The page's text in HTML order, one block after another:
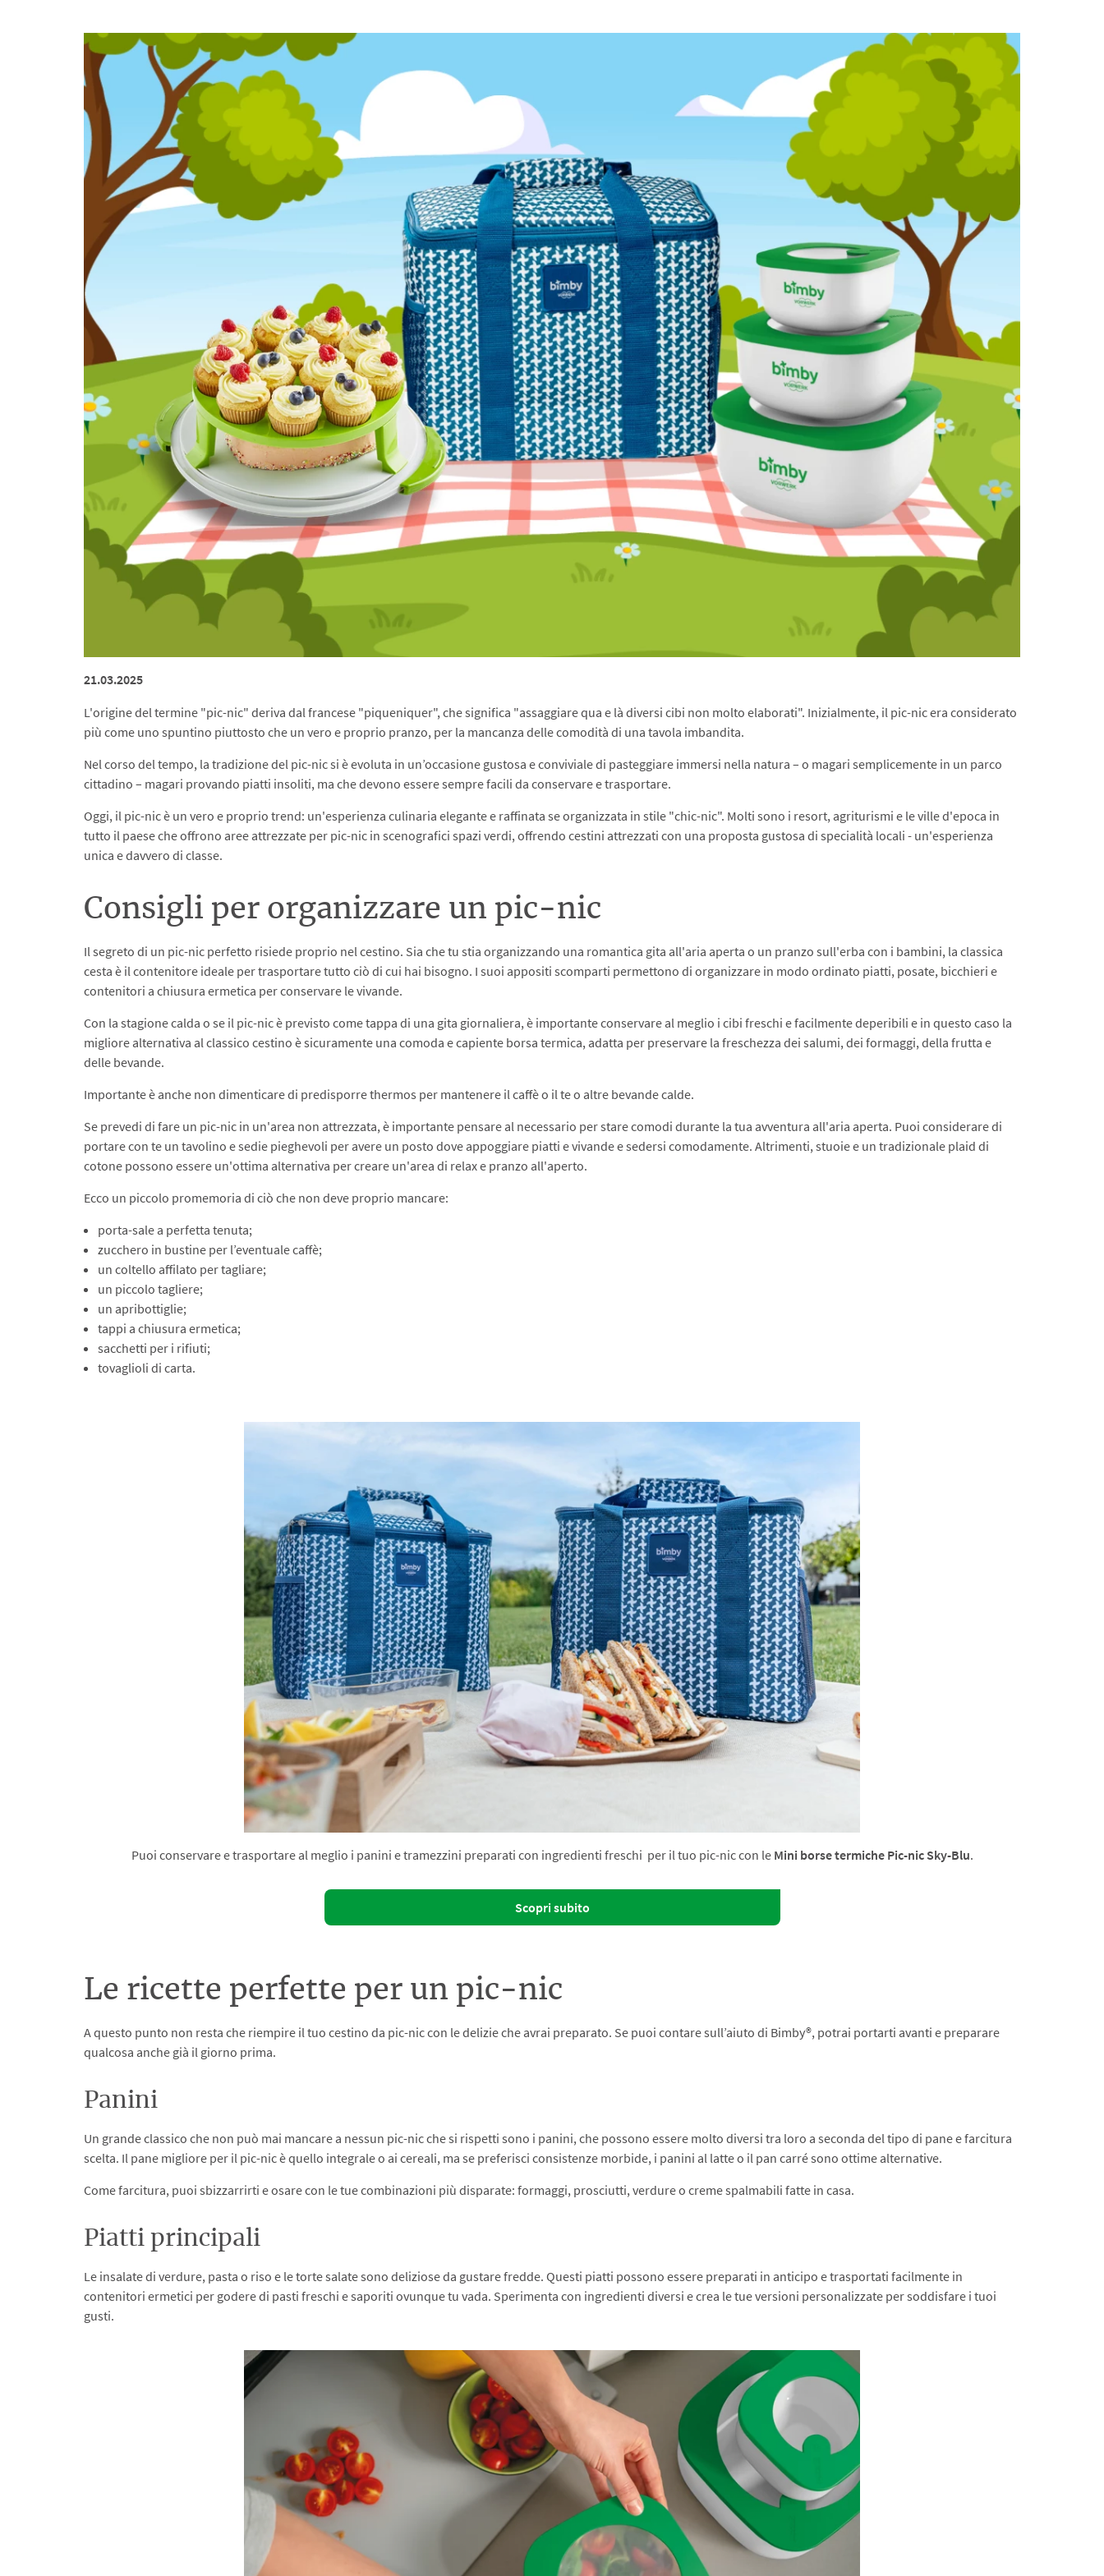
21.03.2025
L'origine del termine "pic-nic" deriva dal francese "piqueniquer", che significa "assaggiare qua e là diversi cibi non molto elaborati". Inizialmente, il pic-nic era considerato
più come uno spuntino piuttosto che un vero e proprio pranzo, per la mancanza delle comodità di una tavola imbandita.
Nel corso del tempo, la tradizione del pic-nic si è evoluta in un’occasione gustosa e conviviale di pasteggiare immersi nella natura – o magari semplicemente in un parco
cittadino – magari provando piatti insoliti, ma che devono essere sempre facili da conservare e trasportare.
Oggi, il pic-nic è un vero e proprio trend: un'esperienza culinaria elegante e raffinata se organizzata in stile "chic-nic". Molti sono i resort, agriturismi e le ville d'epoca in
tutto il paese che offrono aree attrezzate per pic-nic in scenografici spazi verdi, offrendo cestini attrezzati con una proposta gustosa di specialità locali - un'esperienza
unica e davvero di classe.
Consigli per organizzare un pic-nic
Il segreto di un pic-nic perfetto risiede proprio nel cestino. Sia che tu stia organizzando una romantica gita all'aria aperta o un pranzo sull'erba con i bambini, la classica
cesta è il contenitore ideale per trasportare tutto ciò di cui hai bisogno. I suoi appositi scomparti permettono di organizzare in modo ordinato piatti, posate, bicchieri e
contenitori a chiusura ermetica per conservare le vivande.
Con la stagione calda o se il pic-nic è previsto come tappa di una gita giornaliera, è importante conservare al meglio i cibi freschi e facilmente deperibili e in questo caso la
migliore alternativa al classico cestino è sicuramente una comoda e capiente borsa termica, adatta per preservare la freschezza dei salumi, dei formaggi, della frutta e
delle bevande.
Importante è anche non dimenticare di predisporre thermos per mantenere il caffè o il te o altre bevande calde.
Se prevedi di fare un pic-nic in un'area non attrezzata, è importante pensare al necessario per stare comodi durante la tua avventura all'aria aperta. Puoi considerare di
portare con te un tavolino e sedie pieghevoli per avere un posto dove appoggiare piatti e vivande e sedersi comodamente. Altrimenti, stuoie e un tradizionale plaid di
cotone possono essere un'ottima alternativa per creare un'area di relax e pranzo all'aperto.
Ecco un piccolo promemoria di ciò che non deve proprio mancare:
porta-sale a perfetta tenuta;
zucchero in bustine per l’eventuale caffè;
un coltello affilato per tagliare;
un piccolo tagliere;
un apribottiglie;
tappi a chiusura ermetica;
sacchetti per i rifiuti;
tovaglioli di carta.
Puoi conservare e trasportare al meglio i panini e tramezzini preparati con ingredienti freschi per il tuo pic-nic con le Mini borse termiche Pic-nic Sky-Blu.
Scopri subito
Le ricette perfette per un pic-nic
A questo punto non resta che riempire il tuo cestino da pic-nic con le delizie che avrai preparato. Se puoi contare sull’aiuto di Bimby®, potrai portarti avanti e preparare
qualcosa anche già il giorno prima.
Panini
Un grande classico che non può mai mancare a nessun pic-nic che si rispetti sono i panini, che possono essere molto diversi tra loro a seconda del tipo di pane e farcitura
scelta. Il pane migliore per il pic-nic è quello integrale o ai cereali, ma se preferisci consistenze morbide, i panini al latte o il pan carré sono ottime alternative.
Come farcitura, puoi sbizzarrirti e osare con le tue combinazioni più disparate: formaggi, prosciutti, verdure o creme spalmabili fatte in casa.
Piatti principali
Le insalate di verdure, pasta o riso e le torte salate sono deliziose da gustare fredde. Questi piatti possono essere preparati in anticipo e trasportati facilmente in
contenitori ermetici per godere di pasti freschi e saporiti ovunque tu vada. Sperimenta con ingredienti diversi e crea le tue versioni personalizzate per soddisfare i tuoi
gusti.